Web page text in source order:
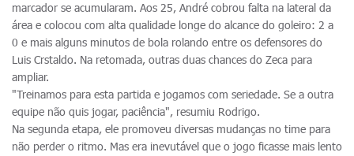
marcador se acumularam. Aos 25, André cobrou falta na lateral da
área e colocou com alta qualidade longe do alcance do goleiro: 2 a
0 e mais alguns minutos de bola rolando entre os defensores do
Luis Crstaldo. Na retomada, outras duas chances do Zeca para
ampliar.
"Treinamos para esta partida e jogamos com seriedade. Se a outra
equipe não quis jogar, paciência", resumiu Rodrigo.
Na segunda etapa, ele promoveu diversas mudanças no time para
não perder o ritmo. Mas era inevutável que o jogo ficasse mais lento